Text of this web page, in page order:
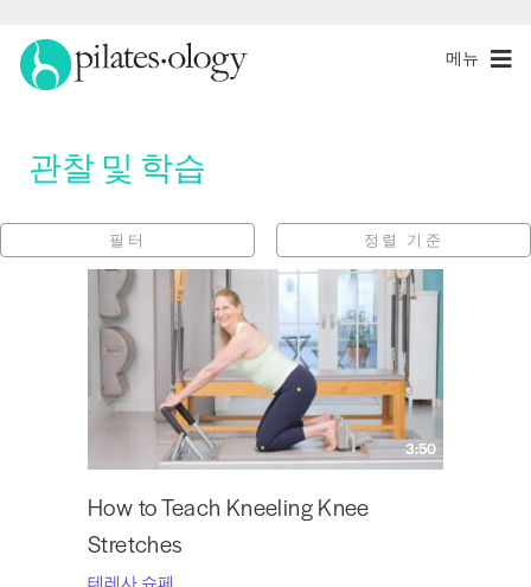
메뉴
관찰 및 학습
필터 정렬 기준
3:50
How to Teach Kneeling Knee
Stretches
테레사 슈페